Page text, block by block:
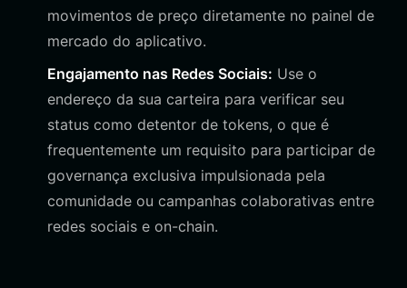
movimentos de preço diretamente no painel de
mercado do aplicativo.
Engajamento nas Redes Sociais: Use o
endereço da sua carteira para verificar seu
status como detentor de tokens, o que é
frequentemente um requisito para participar de
governança exclusiva impulsionada pela
comunidade ou campanhas colaborativas entre
redes sociais e on-chain.